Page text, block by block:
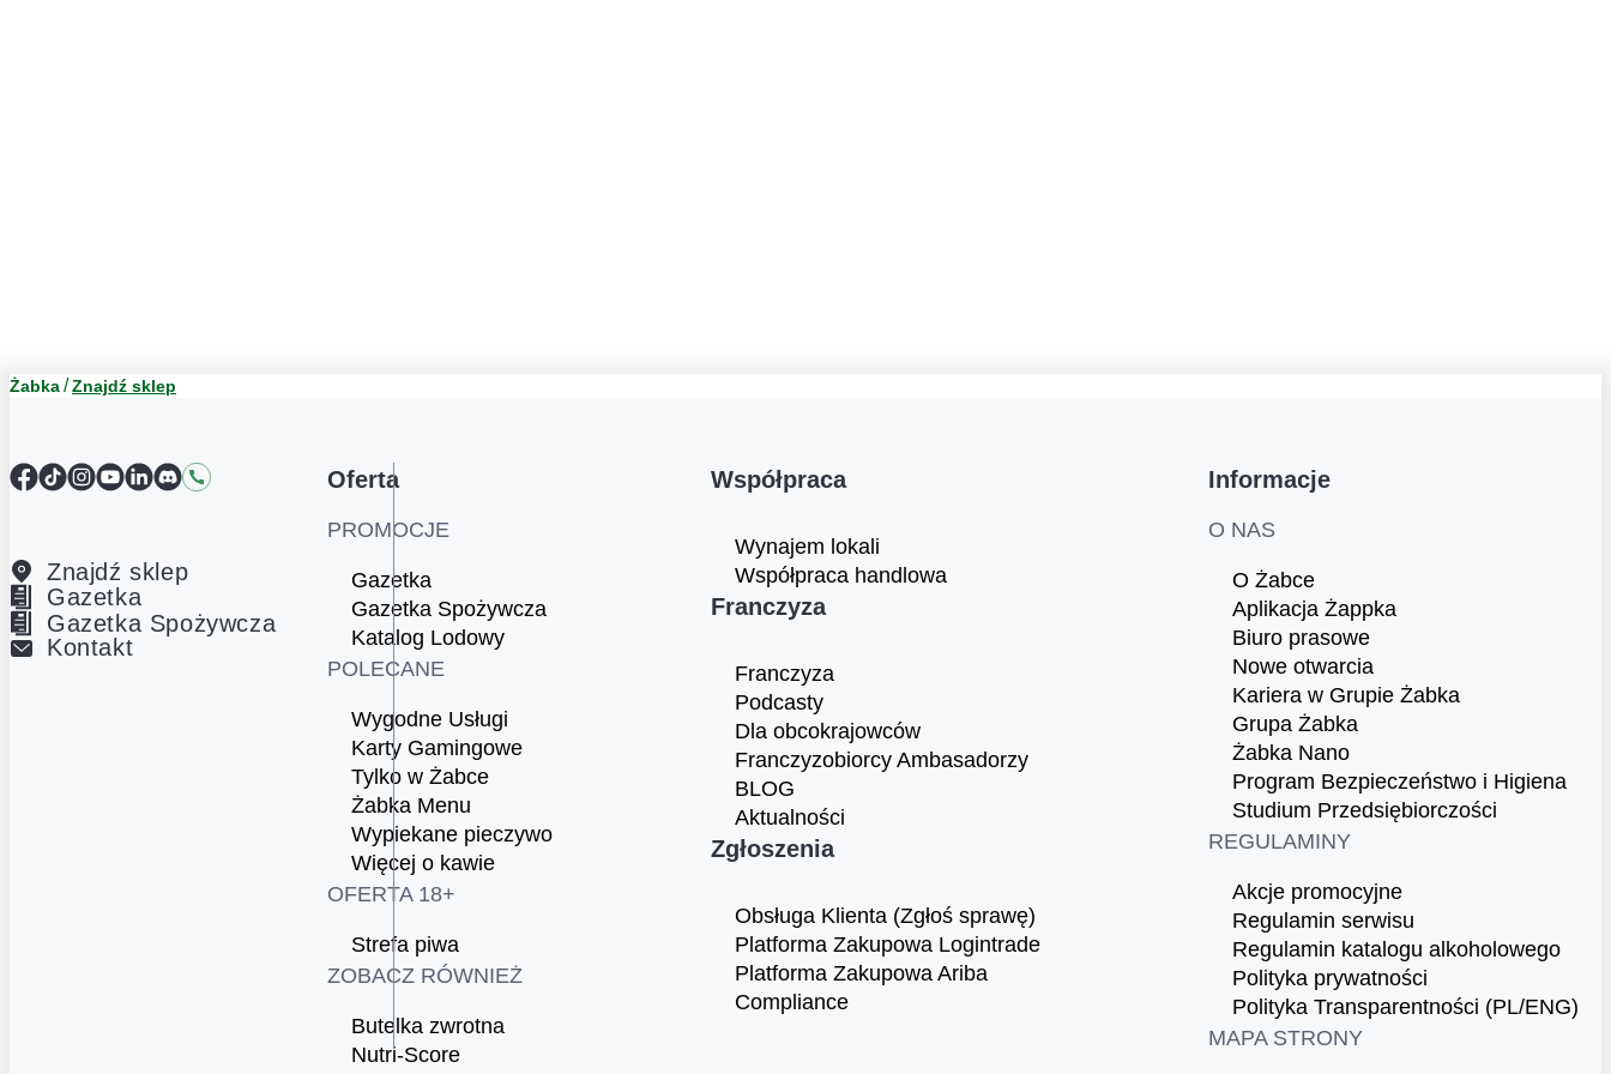
Żabka Znajdź sklep
Facebook
TikTokInstagram
YouTube
LinkedIn
DiscordKontakt
Znajdź sklep
Gazetka
Gazetka Spożywcza
Kontakt
Oferta
PROMOCJE
Gazetka
Gazetka Spożywcza
Katalog Lodowy
POLECANE
Wygodne Usługi
Karty Gamingowe
Tylko w Żabce
Żabka Menu
Wypiekane pieczywo
Więcej o kawie
OFERTA 18+
Strefa piwa
ZOBACZ RÓWNIEŻ
Butelka zwrotna
Nutri-Score
Współpraca
Wynajem lokali
Współpraca handlowa
Franczyza
Franczyza
Podcasty
Dla obcokrajowców
Franczyzobiorcy Ambasadorzy
BLOG
Aktualności
Zgłoszenia
Obsługa Klienta (Zgłoś sprawę)
Platforma Zakupowa Logintrade
Platforma Zakupowa Ariba
Compliance
Informacje
O NAS
O Żabce
Aplikacja Żappka
Biuro prasowe
Nowe otwarcia
Kariera w Grupie Żabka
Grupa Żabka
Żabka Nano
Program Bezpieczeństwo i Higiena
Studium Przedsiębiorczości
REGULAMINY
Akcje promocyjne
Regulamin serwisu
Regulamin katalogu alkoholowego
Polityka prywatności
Polityka Transparentności (PL/ENG)
MAPA STRONY